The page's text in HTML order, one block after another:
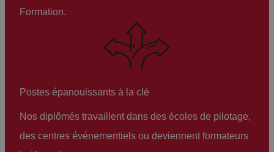
Formation.
Postes épanouissants à la clé
Nos diplômés travaillent dans des écoles de pilotage,
des centres événementiels ou deviennent formateurs